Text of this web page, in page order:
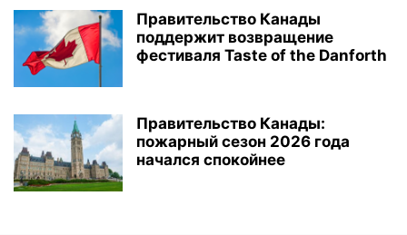
Правительство Канады
поддержит возвращение
фестиваля Taste of the Danforth
Правительство Канады:
пожарный сезон 2026 года
начался спокойнее